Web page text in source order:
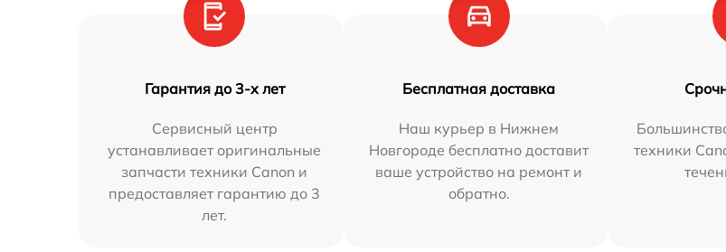
Гарантия до 3-х лет
Сервисный центр
устанавливает оригинальные
запчасти техники Canon и
предоставляет гарантию до 3
лет.
Бесплатная доставка
Наш курьер в Нижнем
Новгороде бесплатно доставит
ваше устройство на ремонт и
обратно.
техники